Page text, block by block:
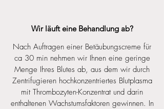
Wir läuft eine Behandlung ab?
Nach Auftragen einer Betäubungscreme für
ca 30 min nehmen wir Ihnen eine geringe
Menge Ihres Blutes ab, aus dem wir durch
Zentrifugieren hochkonzentriertes Blutplasma
mit Thrombozyten-Konzentrat und darin
enthaltenen Wachstumsfaktoren gewinnen. In